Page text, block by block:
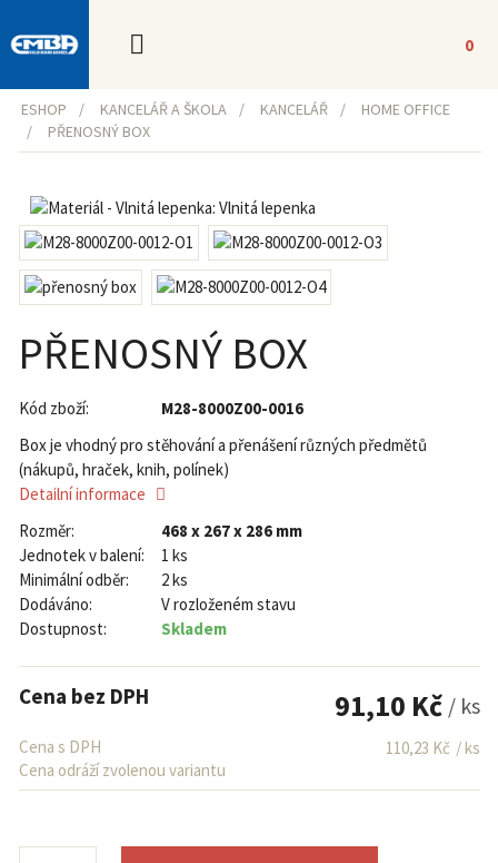
0
ESHOP KANCELÁŘ A ŠKOLA KANCELÁŘ
HOME OFFICE
PŘENOSNÝ BOX
PŘENOSNÝ BOX
Kód zboží:
M28-8000Z00-0016
Box je vhodný pro stěhování a přenášení různých předmětů
(nákupů, hraček, knih, polínek)
Detailní informace
Rozměr:
468 x 267 x 286 mm
Jednotek v balení:
1 ks
Minimální odběr:
2 ks
Dodáváno:
V rozloženém stavu
Dostupnost:
Skladem
/ ks
91,10 Kč
Cena bez DPH
/ ks
110,23 Kč
Cena s DPH
Cena odráží zvolenou variantu